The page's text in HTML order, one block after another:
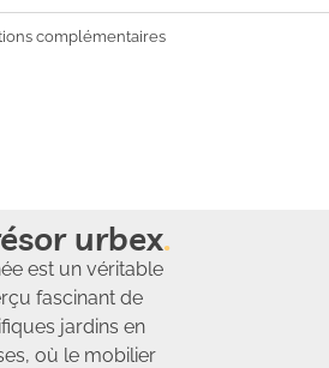
complémentaires
urbex
est un véritable
fascinant de
jardins en
où le mobilier